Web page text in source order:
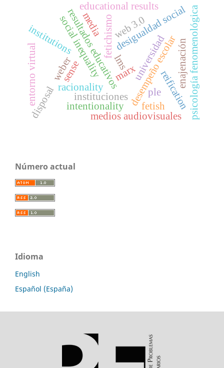
universidad
fetichismo
resultados educativosdesempeño escolar
social inequality desigualdad social
racionality
weber
institutions
instituciones
fetish
disposal reification
enajenación
marx
educational results
media
medios audiovisuales
ple
lms
entorno virtual
web 3.0 psicología fenomenológica
intentionality
sense
Número actual
Idioma
English
Español (España)